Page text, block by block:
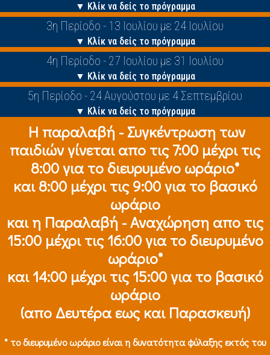
▼ Κλίκ να δείς το πρόγραμμα
3η Περίοδο - 13 Ιουλίου με 24 Ιουλίου
▼ Κλίκ να δείς το πρόγραμμα
4η Περίοδο - 27 Ιουλίου με 31 Ιουλίου
▼ Κλίκ να δείς το πρόγραμμα
5η Περίοδο - 24 Αυγούστου με 4 Σεπτεμβρίου
▼ Κλίκ να δείς το πρόγραμμα
Η παραλαβή - Συγκέντρωση των
παιδιών γίνεται απο τις 7:00 μέχρι τις
8:00 για το διευρυμένο ωράριο*
και 8:00 μέχρι τις 9:00 για το βασικό
ωράριο
και η Παραλαβή - Αναχώρηση απο τις
15:00 μέχρι τις 16:00 για το διευρυμένο
ωράριο*
και 14:00 μέχρι τις 15:00 για το βασικό
ωράριο
(απο Δευτέρα εως και Παρασκευή)
* το διευρυμένο ωράριο είναι η δυνατότητα φύλαξης εκτός του